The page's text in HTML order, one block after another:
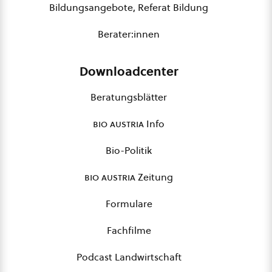
Bildungsangebote, Referat Bildung
Berater:innen
Downloadcenter
Beratungsblätter
bio austria Info
Bio-Politik
bio austriaZeitung
Formulare
Fachfilme
Podcast Landwirtschaft